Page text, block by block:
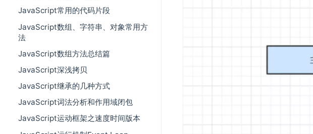
JavaScript常用的代码片段
JavaScript数组、字符串、对象常用方
法
JavaScript数组方法总结篇
JavaScript深浅拷贝
JavaScript继承的几种方式
JavaScript词法分析和作用域闭包
JavaScript运动框架之速度时间版本